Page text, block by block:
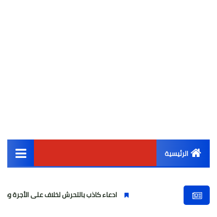
الرئيسية
أخبار مصر
ادعاء كاذب بالتحرش لخلاف على الأجرة وصحفية